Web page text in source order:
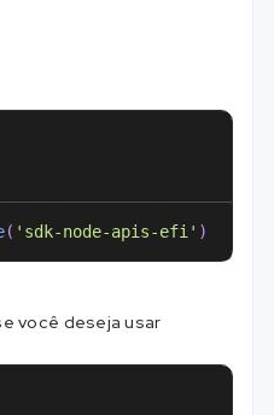
( 'sdk-node-apis-efi' )
você deseja usar